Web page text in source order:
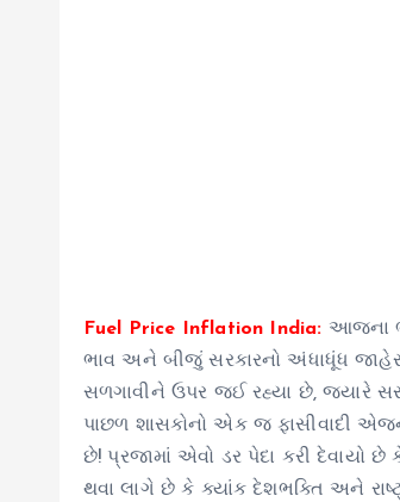
Fuel Price Inflation India: આજના
ભાવ અને બીજું સરકારનો અંધાધૂંધ
સળગાવીને ઉપર જઈ રહ્યા છે, જ્યારે
પાછળ શાસકોનો એક જ ફાસીવાદી
છે! પ્રજામાં એવો ડર પેદા કરી દેવાયો
થવા લાગે છે કે ક્યાંક દેશભક્તિ અને